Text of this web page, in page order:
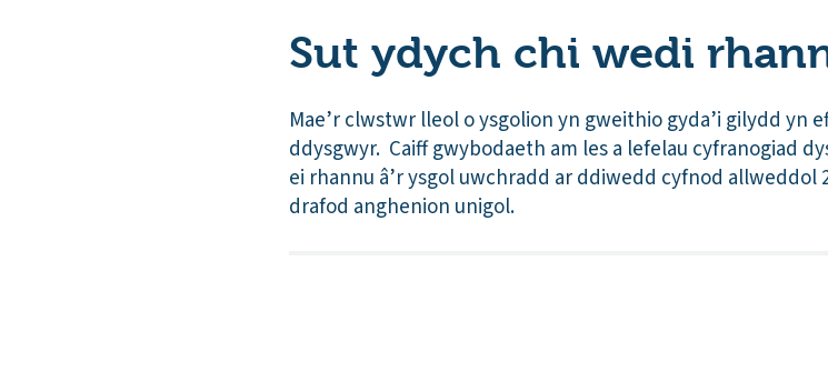
Sut ydych chi wedi
Mae’r clwstwr lleol o ysgolion yn gweithio gyda’i gilydd
ddysgwyr. Caiff gwybodaeth am les a lefelau cyfranogiad
ei rhannu â’r ysgol uwchradd ar ddiwedd cyfnod allweddol
drafod anghenion unigol.